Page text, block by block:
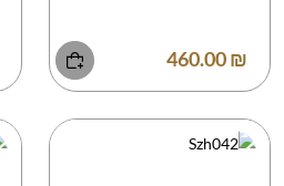
₪ 460.00